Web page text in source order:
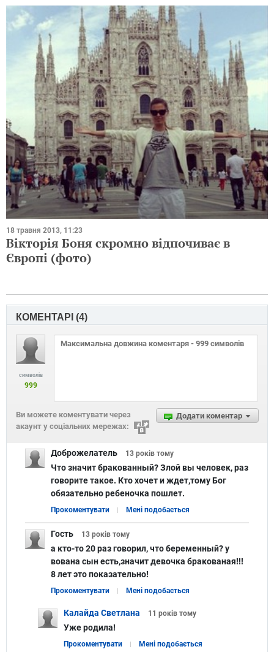
18 травня 2013, 11:23
Вікторія Боня скромно відпочиває в
Європі (фото)
КОМЕНТАРІ (4)
символів
999
Додати коментар
Ви можете коментувати через
акаунт у соціальних мережах:
Доброжелатель 13 років тому
Что значит бракованный? Злой вы человек, раз
говорите такое. Кто хочет и ждет,тому Бог
обязательно ребеночка пошлет.
Прокоментувати Мені подобається
Гость 13 років тому
а кто-то 20 раз говорил, что беременный? у
вована сын есть,значит девочка бракованая!!!
8 лет это показательно!
Прокоментувати Мені подобається
Калайда Светлана 11 років тому
Уже родила!
Прокоментувати Мені подобається